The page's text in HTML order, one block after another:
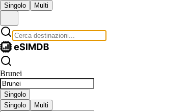
Singolo Multi
Brunei
Singolo
Singolo
Multi